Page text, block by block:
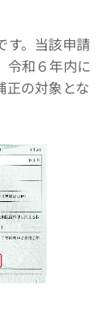
す。当該申請
令和６年内に
正の対象とな